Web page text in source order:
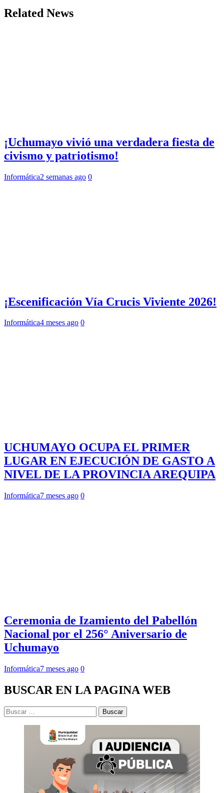
Related News
¡Uchumayo vivió una verdadera fiesta de
civismo y patriotismo!
Informática2 semanas ago 0
¡Escenificación Vía Crucis Viviente 2026!
Informática4 meses ago 0
UCHUMAYO OCUPA EL PRIMER
LUGAR EN EJECUCIÓN DE GASTO A
NIVEL DE LA PROVINCIA AREQUIPA
Informática7 meses ago 0
Ceremonia de Izamiento del Pabellón
Nacional por el 256° Aniversario de
Uchumayo
Informática7 meses ago 0
BUSCAR EN LA PAGINA WEB
Buscar: